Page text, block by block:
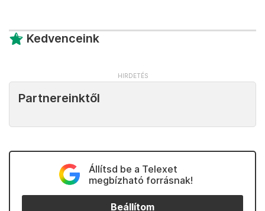
Kedvenceink
Partnereinktől
Állítsd be a Telexet
megbízható forrásnak!
Beállítom